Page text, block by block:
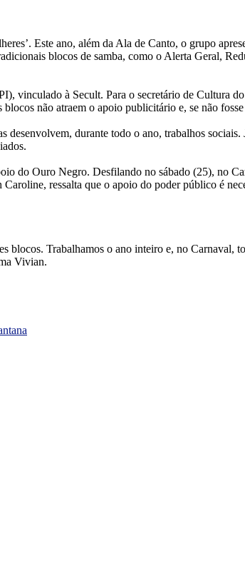
Este ano, além da Ala de Canto, o grupo
blocos de samba, como o Alerta Geral,
vinculado à Secult. Para o secretário de Cultura
não atraem o apoio publicitário e, se não
durante todo o ano, trabalhos
do Ouro Negro. Desfilando no sábado (25), no
ressalta que o apoio do poder público é
blocos. Trabalhamos o ano inteiro e, no Carnaval,
Vivian.